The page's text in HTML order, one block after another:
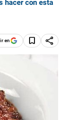
hacer con esta
en